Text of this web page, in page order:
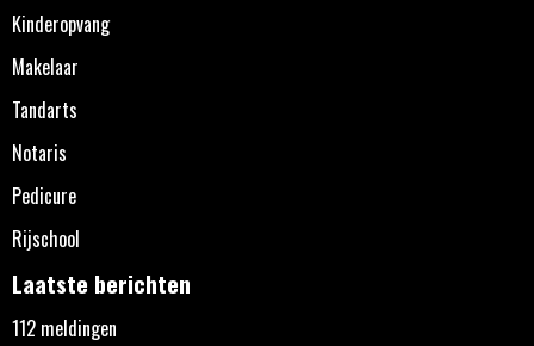
Kinderopvang
Makelaar
Tandarts
Notaris
Pedicure
Rijschool
Laatste berichten
112 meldingen